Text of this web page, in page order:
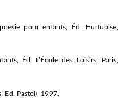
pour enfants, Éd. Hurtubise,
Éd. L’École des Loisirs, Paris,
Ed. Pastel), 1997.